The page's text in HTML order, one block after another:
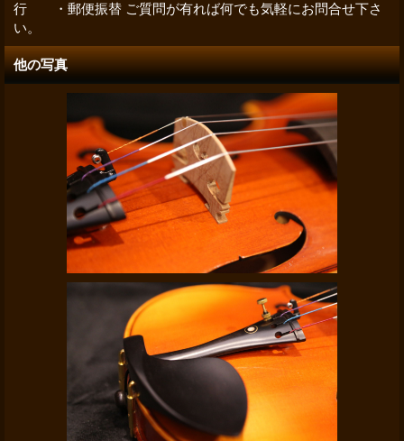
行 ・郵便振替 ご質問が有れば何でも気軽にお問合せ下さ
い。
他の写真